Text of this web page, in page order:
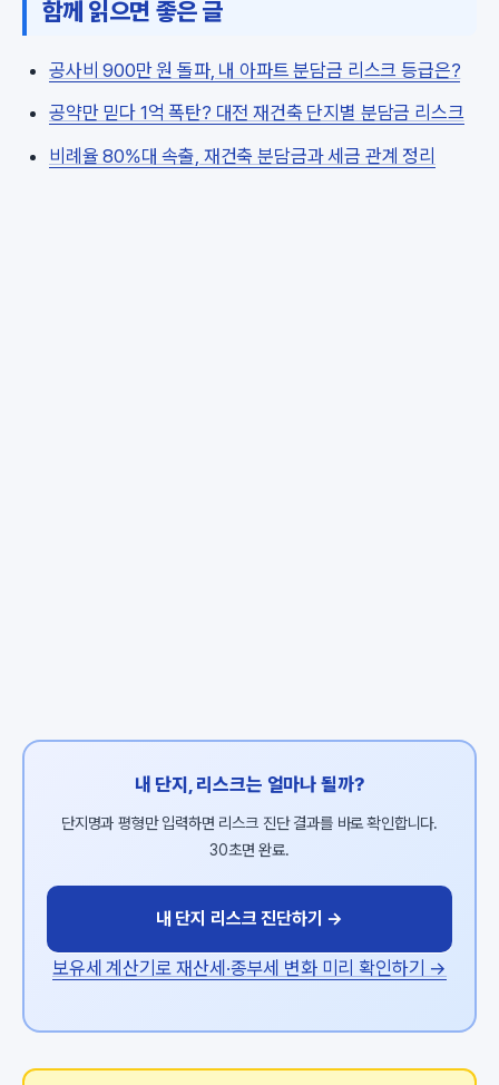
함께 읽으면 좋은 글
공사비 900만 원 돌파, 내 아파트 분담금 리스크 등급은?
공약만 믿다 1억 폭탄? 대전 재건축 단지별 분담금 리스크
비례율 80%대 속출, 재건축 분담금과 세금 관계 정리
내 단지, 리스크는 얼마나 될까?
단지명과 평형만 입력하면 리스크 진단 결과를 바로 확인합니다.
30초면 완료.
내 단지 리스크 진단하기 →
보유세 계산기로 재산세·종부세 변화 미리 확인하기 →